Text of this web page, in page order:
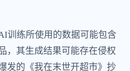
训练所使用的数据可能包含
，其生成结果可能存在侵权
发的《我在末世开超市》抄